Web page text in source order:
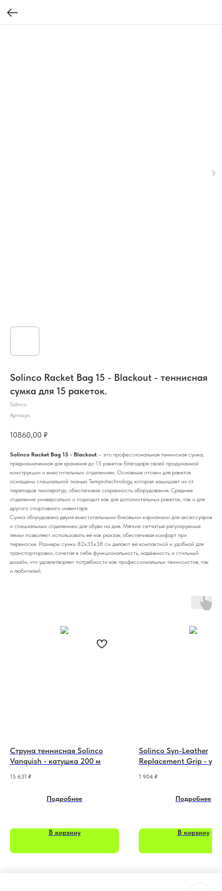
Solinco Racket Bag 15 - Blackout - теннисная
сумка для 15 ракеток.
Solinco
Артикул:
10860,00 ₽
Solinco Racket Bag 15 - Blackout – это профессиональная теннисная сумка,
предназначенная для хранения до 15 ракеток благодаря своей продуманной
конструкции и вместительным отделениям. Основные отсеки для ракеток
оснащены специальной тканью Temprotechnology, которая защищает их от
перепадов температур, обеспечивая сохранность оборудования. Среднее
отделение универсально и подходит как для дополнительных ракеток, так и для
другого спортивного инвентаря.
Сумка оборудована двумя вместительными боковыми карманами для аксессуаров
и специальным отделением для обуви на дне. Мягкие сетчатые регулируемые
лямки позволяют использовать её как рюкзак, обеспечивая комфорт при
переноске. Размеры сумки 82х35х38 см делают её компактной и удобной для
транспортировки, сочетая в себе функциональность, надёжность и стильный
дизайн, что удовлетворяет потребности как профессиональных теннисистов, так
и любителей.
Струна теннисная Solinco
Vanquish - катушка 200 м
15 631 ₽
Подробнее
В корзину
Solinco Syn-Leather
Replacement Grip -
1 904 ₽
Подробнее
В корзину